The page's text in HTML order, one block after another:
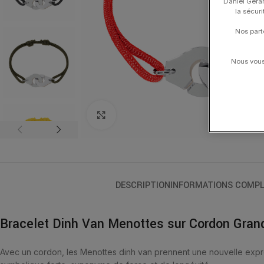
DESCRIPTIONINFORMATIONS
Bracelet Dinh Van Menottes sur Cordon
Avec un cordon, les Menottes dinh van prennent une nouvelle
la
Nos
Nous